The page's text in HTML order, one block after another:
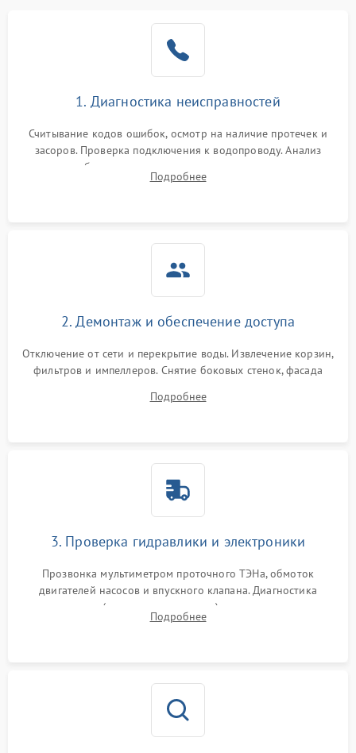
Проблемы с1. Диагностика неисправностей
Считывание кодов ошибок, осмотр на наличие протечек и
засоров. Проверка подключения к водопроводу. Анализ
жалоб на отсутствие слива, нагрева, вращения
разбрызгивателей или срабатывание системы защиты
Подробнее
2. Демонтаж и обеспечение доступа
Отключение от сети и перекрытие воды. Извлечение корзин,
фильтров и импеллеров. Снятие боковых стенок, фасада
циркуляционному насосу, ТЭНу и сливной помпе.
Подробнее
3. Проверка гидравлики и электроники
Прозвонка мультиметром проточного ТЭНа, обмоток
двигателей насосов и впускного клапана. Диагностика
прессостата (датчика уровня воды), датчика мутности,
концевика дверцы и электронного модуля управления.
Подробнее